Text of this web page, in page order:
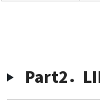
Part2．